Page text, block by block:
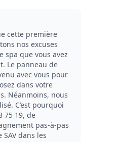
cette première
nos excuses
spa que vous avez
Le panneau de
avec vous pour
dans votre
Néanmoins, nous
C’est pourquoi
75 19, de
pas-à-pas
dans les